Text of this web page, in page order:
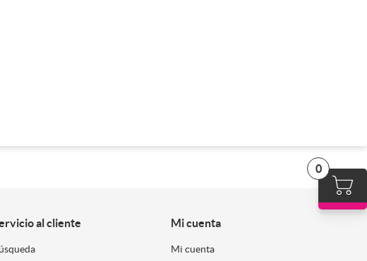
0
al cliente Mi cuenta
Mi cuenta